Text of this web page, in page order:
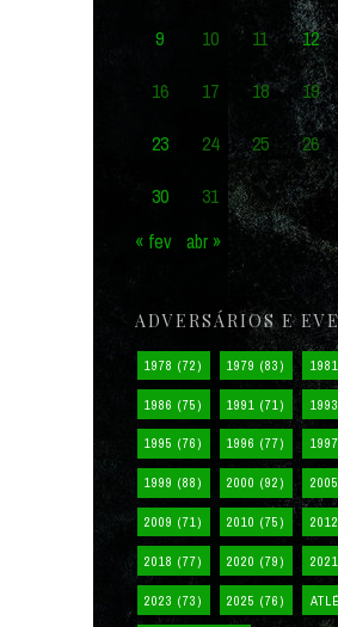
9
10 11 12
16
17 18 19
23
24 25 26
30
31
« fev abr »
ADVERSÁRIOS E
1978 (72) 1979 (83) 1981
1986 (75) 1991 (71) 1993
1995 (76) 1996 (77) 1997
1999 (88) 2000 (92) 2005
2009 (71) 2010 (75) 2012
2018 (77) 2020 (79) 2021
2023 (73) 2025 (76)